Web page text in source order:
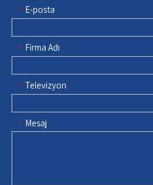
* E-posta
* Firma Adı
* Televizyon
* Mesaj